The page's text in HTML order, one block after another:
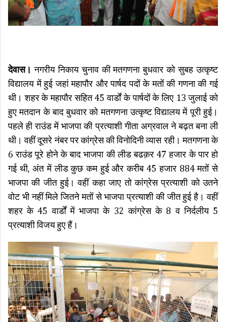
देवास। नगरीय निकाय चुनाव की मतगणना बुधवार को सुबह उत्कृष्ट
विद्यालय में हुई जहां महापौर और पार्षद पदों के मतों की गणना की गई
थी। शहर के महापौर सहित 45 वार्डों के पार्षदों के लिए 13 जुलाई को
हुए मतदान के बाद बुधवार को मतगणना उत्कृष्ट विद्यालय में पूरी हुई।
पहले ही राउंड में भाजपा की प्रत्याशी गीता अग्रवाल ने बढ़त बना ली
थी। वहीं दूसरे नंबर पर कांग्रेस की विनोदिनी व्यास रही। मतगणना के
6 राउंड पूरे होने के बाद भाजपा की लीड बढक़र 47 हजार के पार हो
गई थी, अंत में लीड कुछ कम हुई और करीब 45 हजार 884 मतों से
भाजपा की जीत हुई। वहीं कहा जाए तो कांग्रेस प्रत्याशी को उतने
वोट भी नहीं मिले जितने मतों से भाजपा प्रत्याशी की जीत हुई है। वहीं
शहर के 45 वार्डों में भाजपा के 32 कांग्रेस के 8 व निर्दलीय 5
प्रत्याशी विजय हुए हैं।